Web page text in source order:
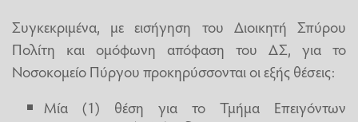
Συγκεκριμένα, με εισήγηση του Διοικητή Σπύρου
Πολίτη και ομόφωνη απόφαση του ΔΣ, για το
Νοσοκομείο Πύργου προκηρύσσονται οι εξής θέσεις:
Μία (1) θέση για το Τμήμα Επειγόντων